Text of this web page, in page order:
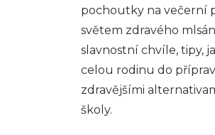
pochoutky na večerní
světem zdravého
slavnostní chvíle, tipy,
celou rodinu do
zdravějšími
školy.